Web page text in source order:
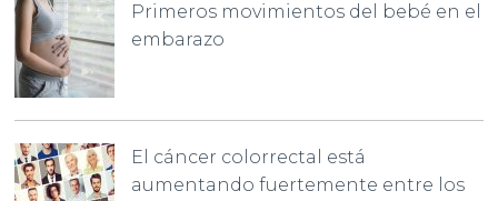
Primeros movimientos del bebé en el
embarazo
El cáncer colorrectal está
aumentando fuertemente entre los